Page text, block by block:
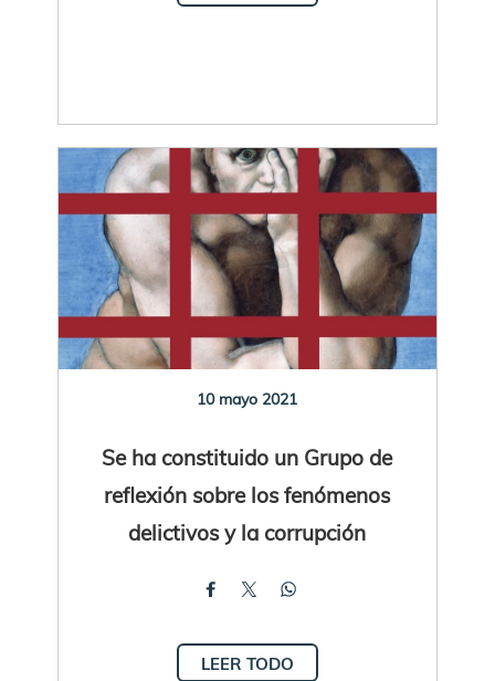
10 mayo 2021
Se ha constituido un Grupo de
reflexión sobre los fenómenos
delictivos y la corrupción
LEER TODO